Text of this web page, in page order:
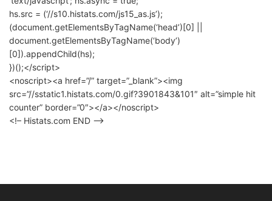
hs.src = (‘//s10.histats.com/js15_as.js’);
(document.getElementsByTagName(‘head’)[0] ||
document.getElementsByTagName(‘body’)
[0]).appendChild(hs);
})();</script>
<noscript><a href=”/” target=”_blank”><img
src=”//sstatic1.histats.com/0.gif?3901843&101″ alt=”simple hit
counter” border=”0″></a></noscript>
<!– Histats.com END –>